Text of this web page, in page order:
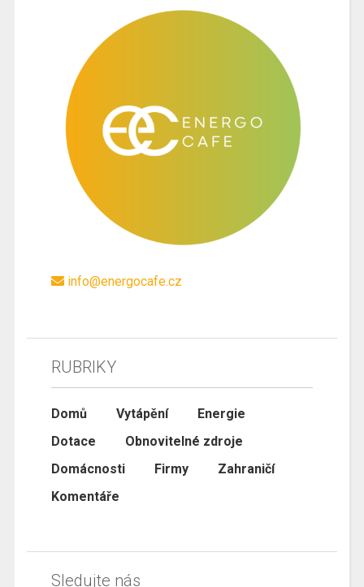
info@energocafe.cz
RUBRIKY
Domů Vytápění
Energie
Dotace
Obnovitelné zdroje
Domácnosti
Firmy
Zahraničí
Komentáře
Sledujte nás